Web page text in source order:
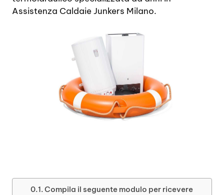
Assistenza Caldaie Junkers Milano.
Compila il seguente modulo per ricevere